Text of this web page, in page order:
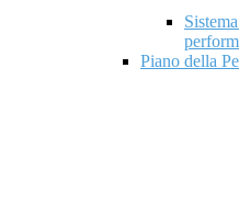
Piano della